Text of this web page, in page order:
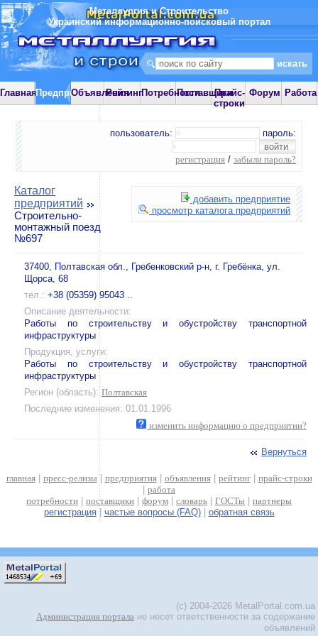
Металлургия и Строительство
Украинский информационно-поисковый портал
ГлавнаяПредприятияОбъявления
РейтингПотребностиПоставщики
Прайс-
строки
Форум Работа
пользователь: пароль:
регистрация / забыли пароль?
добавить предприятие
просмотр каталога предприятий
Каталог
предприятий
Строительно-
монтажный поезд
№697
37400, Полтавская обл., Гребенковский р-н, г. Гребёнка, ул.
Щорса, 68
тел.: +38 (05359) 95043 ..
Описание деятельности:
Работы по строительству и обустройству транспортной
инфраструктуры
Продукция, услуги:
Работы по строительству и обустройству транспортной
инфраструктуры
Регион (область): Полтавская
Последние изменения: 01.01.1996
изменить информацию о предприятии?
Вернуться
главная| пресс-релизы | предприятия| объявления| рейтинг| прайс-строки
работа
потребности
поставщики форум словарь ГОСТы
партнеры
регистрация| частые вопросы (FAQ)| обратная связь
(c) 2004-2026 MetalPortal.com.ua
Администрация портала не несет ответственности за содержание
объявлений